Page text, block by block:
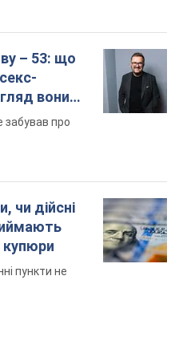
– 53: що
вони
забував про
чи дійсні
купюри
пункти не